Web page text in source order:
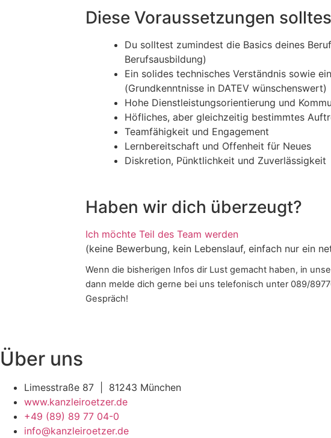
Diese Voraussetzungen
Du solltest zumindest die Basics deines
Berufsausbildung)
Ein solides technisches Verständnis sowie
(Grundkenntnisse in DATEV wünschenswert)
Hohe Dienstleistungsorientierung und
Höfliches, aber gleichzeitig bestimmtes
Teamfähigkeit und Engagement
Lernbereitschaft und Offenheit für Neues
Diskretion, Pünktlichkeit und Zuverlässigkeit
Haben wir dich überzeugt?
Ich möchte Teil des Team werden
(keine Bewerbung, kein Lebenslauf, einfach nur ein
Wenn die bisherigen Infos dir Lust gemacht haben, in
dann melde dich gerne bei uns telefonisch unter 089/
Gespräch!
Über uns
Limesstraße 87 | 81243 München
www.kanzleiroetzer.de
+49 (89) 89 77 04-0
info@kanzleiroetzer.de